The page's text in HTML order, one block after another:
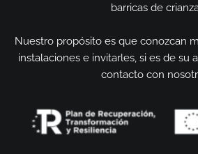
barricas de
Nuestro propósito es que conozcan
instalaciones e invitarles, si es de su
contacto con